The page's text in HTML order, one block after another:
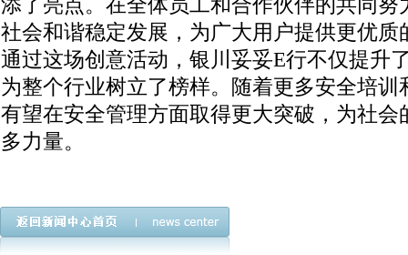
添了亮点。在全体员工和合作伙伴的共同努
社会和谐稳定发展，为广大用户提供更优质
通过这场创意活动，银川妥妥E行不仅提升
为整个行业树立了榜样。随着更多安全培训
有望在安全管理方面取得更大突破，为社会
多力量。